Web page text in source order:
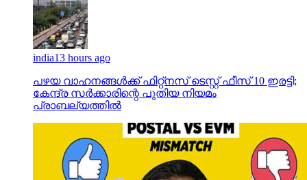
india13 hours ago
പഴയ വാഹനങ്ങള്‍ക്ക് ഫിറ്റ്‌നസ് ടെസ്റ്റ് ഫീസ് 10 ഇരട്ടി;
കേന്ദ്ര സര്‍ക്കാരിന്റെ പുതിയ നിയമം
പ്രാബല്യത്തില്‍